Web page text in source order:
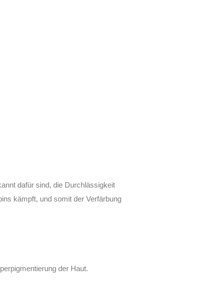
dafür sind, die Durchlässigkeit
kämpft, und somit der Verfärbung
der Haut.